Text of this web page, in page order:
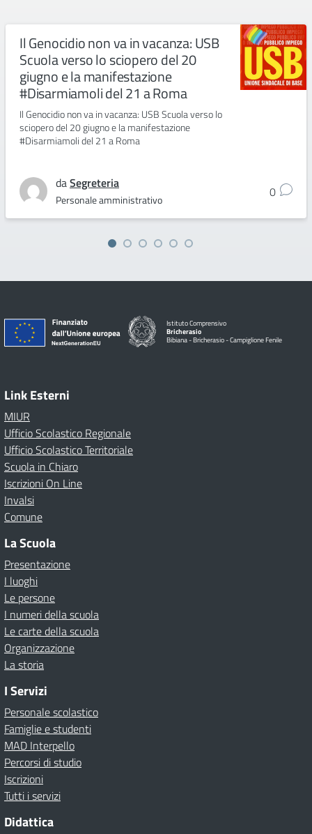
Il Genocidio non va in vacanza: USB
Scuola verso lo sciopero del 20
giugno e la manifestazione
#Disarmiamoli del 21 a Roma
Il Genocidio non va in vacanza: USB Scuola verso lo
sciopero del 20 giugno e la manifestazione
#Disarmiamoli del 21 a Roma
daSegreteria
Personale amministrativo 0
Istituto Comprensivo
Bricherasio
Bibiana - Bricherasio - Campiglione Fenile
Link Esterni
MIUR
Ufficio Scolastico Regionale
Ufficio Scolastico Territoriale
Scuola in Chiaro
Iscrizioni On Line
Invalsi
Comune
La Scuola
Presentazione
I luoghi
Le persone
I numeri della scuola
Le carte della scuola
Organizzazione
La storia
I Servizi
Personale scolastico
Famiglie e studenti
MAD Interpello
Percorsi di studio
Iscrizioni
Tutti i servizi
Didattica